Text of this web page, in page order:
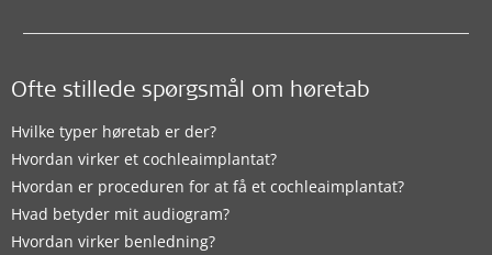
Ofte stillede spørgsmål om høretab
Hvilke typer høretab er der?
Hvordan virker et cochleaimplantat?
Hvordan er proceduren for at få et cochleaimplantat?
Hvad betyder mit audiogram?
Hvordan virker benledning?